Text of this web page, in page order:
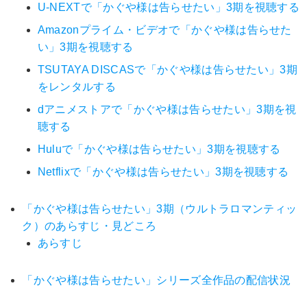
U-NEXTで「かぐや様は告らせたい」3期を視聴する
Amazonプライム・ビデオで「かぐや様は告らせた
い」3期を視聴する
TSUTAYA DISCASで「かぐや様は告らせたい」3期
をレンタルする
dアニメストアで「かぐや様は告らせたい」3期を視
聴する
Huluで「かぐや様は告らせたい」3期を視聴する
Netflixで「かぐや様は告らせたい」3期を視聴する
「かぐや様は告らせたい」3期（ウルトラロマンティッ
ク）のあらすじ・見どころ
あらすじ
「かぐや様は告らせたい」シリーズ全作品の配信状況